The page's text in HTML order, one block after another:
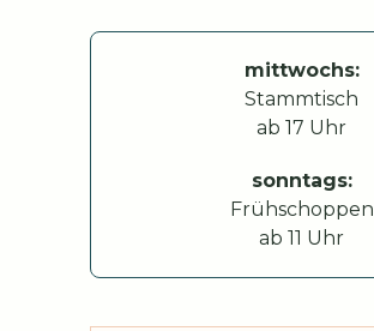
mittwochs:
Stammtisch
ab 17 Uhr
sonntags:
Frühschoppen
ab 11 Uhr